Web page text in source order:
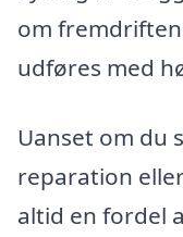
om
udføres med
Uanset om du
reparation
altid en fordel